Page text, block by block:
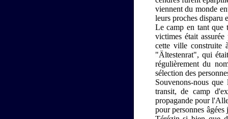
viennent du monde
leurs proches disparu
Le camp en tant que
victimes était
cette ville construite
"Ältestenrat", qui
régulièrement du
sélection des
Souvenons-nous
transit, de camp
propagande pour
pour personnes